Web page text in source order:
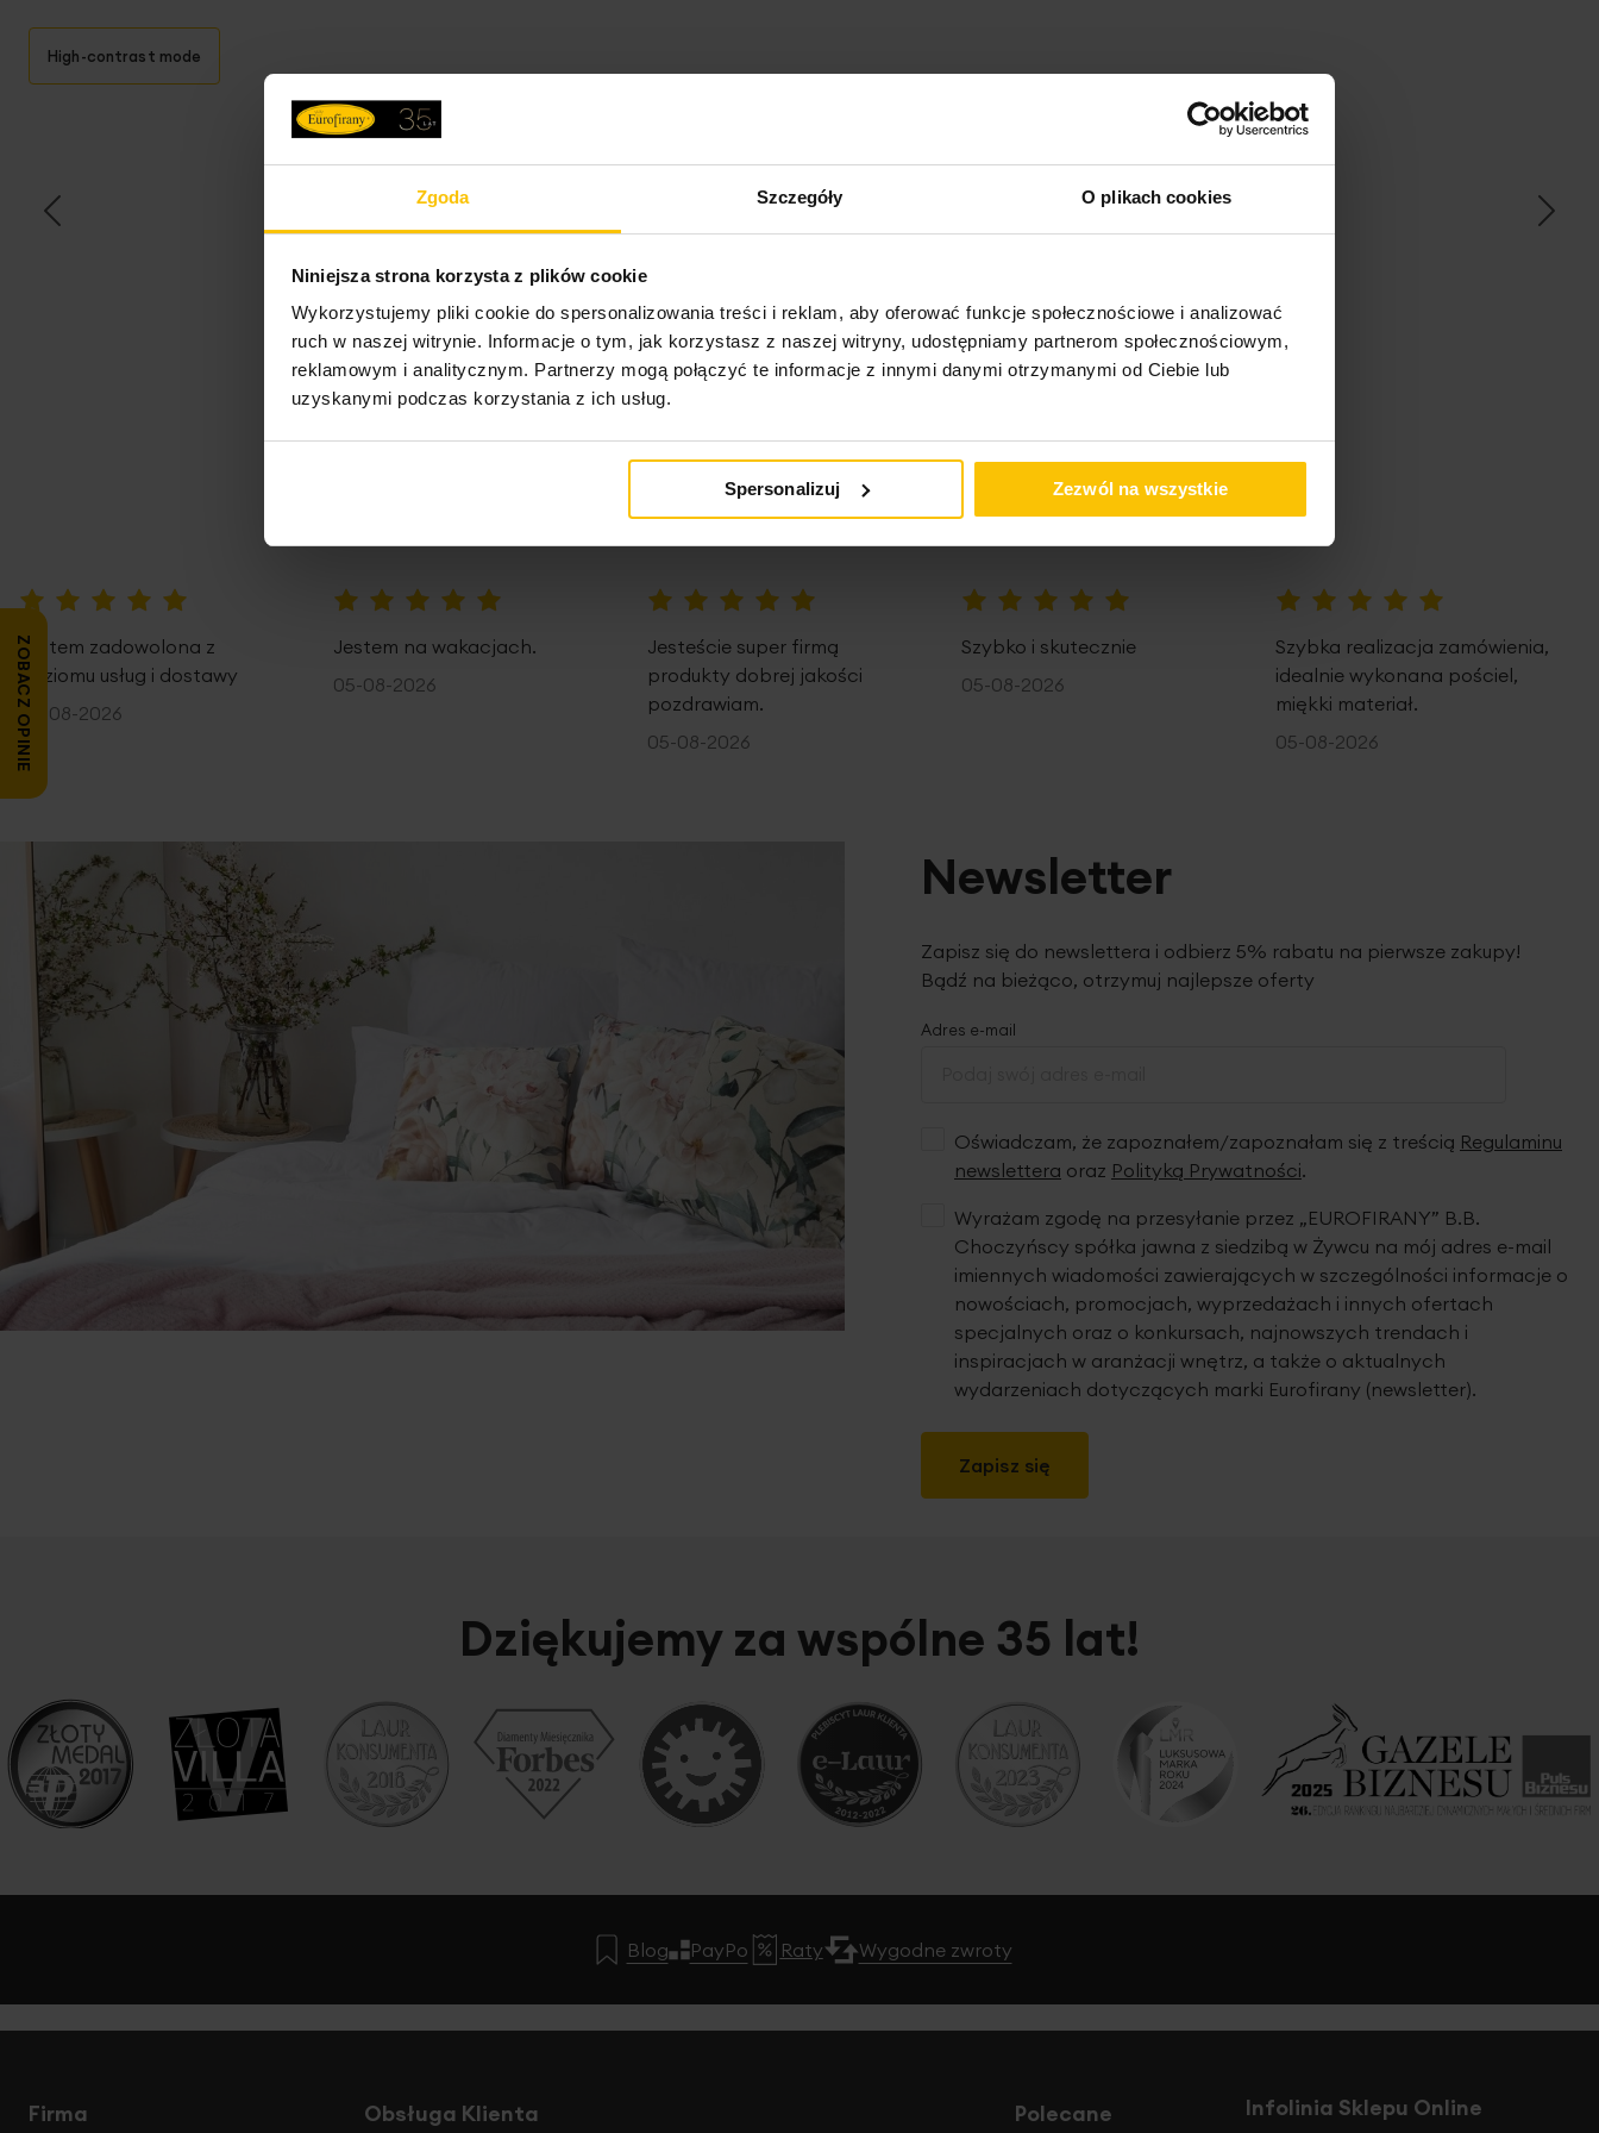
Zgoda Szczegóły O plikach cookies
Niniejsza strona korzysta z plików cookie
Wykorzystujemy pliki cookie do spersonalizowania treści i reklam, aby oferować funkcje społecznościowe i analizować
ruch w naszej witrynie. Informacje o tym, jak korzystasz z naszej witryny, udostępniamy partnerom społecznościowym,
reklamowym i analitycznym. Partnerzy mogą połączyć te informacje z innymi danymi otrzymanymi od Ciebie lub
uzyskanymi podczas korzystania z ich usług.
Spersonalizuj Zezwól na wszystkie
High-contrast mode
Opinie potwierdzone zakupem
5%
Na podstawie 28319 opinii. Zobacz niektóre opinie tutaj.
100%
Jestem zadowolona z
poziomu usług i dostawy
05-08-2026
Jestem na wakacjach.
05-08-2026
Jesteście super firmą
produkty dobrej jakości
pozdrawiam.
05-08-2026
Szybko i skutecznie
05-08-2026
Szybka realizacja zamówienia,
idealnie wykonana pościel,
miękki materiał.
05-08-2026
Newsletter
Zapisz się do newslettera i odbierz 5% rabatu na pierwsze zakupy!
Bądź na bieżąco, otrzymuj najlepsze oferty
Adres e-mail
Oświadczam, że zapoznałem/zapoznałam się z treścią Regulaminu
newslettera oraz Polityką Prywatności.
Zapisz się
Wyrażam zgodę na przesyłanie przez „EUROFIRANY” B.B.
Choczyńscy spółka jawna z siedzibą w Żywcu na mój adres e-mail
imiennych wiadomości zawierających w szczególności informacje o
nowościach, promocjach, wyprzedażach i innych ofertach
specjalnych oraz o konkursach, najnowszych trendach i
inspiracjach w aranżacji wnętrz, a także o aktualnych
wydarzeniach dotyczących marki Eurofirany (newsletter).
Dziękujemy za wspólne 35 lat!
Blog PayPo Raty Wygodne zwroty
Firma Obsługa Klienta Polecane Infolinia Sklepu Online
ZOBACZ OPINIE